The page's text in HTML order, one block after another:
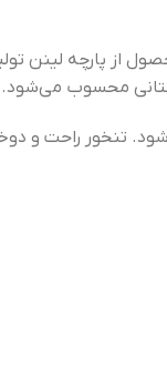
از پارچه لینن
محسوب می‌شود.
تنخور راحت و